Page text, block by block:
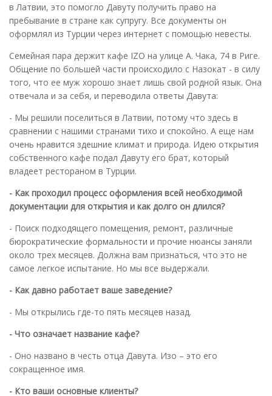
в Латвии, это помогло Давуту получить право на
пребывание в стране как супругу. Все документы он
оформлял из Турции через интернет с помощью невесты.
Семейная пара держит кафе IZO на улице А. Чака, 74 в Риге.
Общение по большей части происходило с Назокат - в силу
того, что ее муж хорошо знает лишь свой родной язык. Она
отвечала и за себя, и переводила ответы Давута:
- Мы решили поселиться в Латвии, потому что здесь в
сравнении с нашими странами тихо и спокойно. А еще нам
очень нравится здешние климат и природа. Идею открытия
собственного кафе подал Давуту его брат, который
владеет рестораном в Турции.
- Как проходил процесс оформления всей необходимой
документации для открытия и как долго он длился?
- Поиск подходящего помещения, ремонт, различные
бюрократические формальности и прочие нюансы заняли
около трех месяцев. Должна вам признаться, что это не
самое легкое испытание. Но мы все выдержали.
- Как давно работает ваше заведение?
- Мы открылись где-то пять месяцев назад.
- Что означает название кафе?
- Оно названо в честь отца Давута. Изо – это его
сокращенное имя.
- Кто ваши основные клиенты?